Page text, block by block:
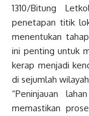
1310/Bitung
penetapan titik
menentukan
ini penting untuk
kerap menjadi
di sejumlah
“Peninjauan
memastikan